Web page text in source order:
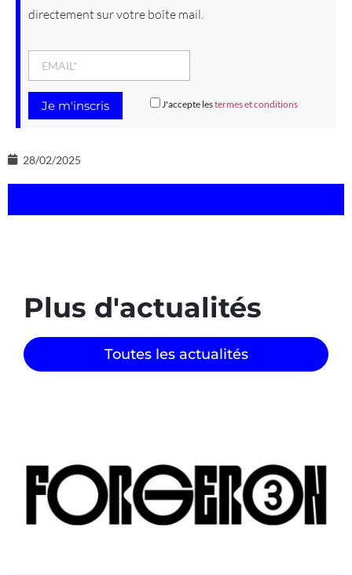
directement sur votre boîte mail.
J'accepte lestermes et conditions
28/02/2025
Plus d'actualités
Toutes les actualités